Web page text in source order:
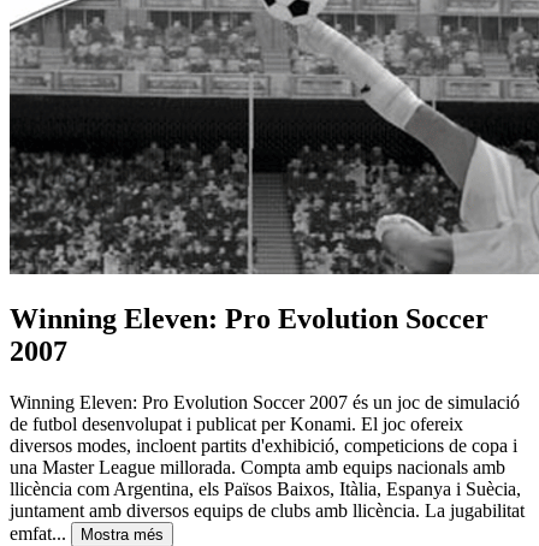
Winning Eleven: Pro Evolution Soccer
2007
Winning Eleven: Pro Evolution Soccer 2007 és un joc de simulació
de futbol desenvolupat i publicat per Konami. El joc ofereix
diversos modes, incloent partits d'exhibició, competicions de copa i
una Master League millorada. Compta amb equips nacionals amb
llicència com Argentina, els Països Baixos, Itàlia, Espanya i Suècia,
juntament amb diversos equips de clubs amb llicència. La jugabilitat
emfat...
Mostra més